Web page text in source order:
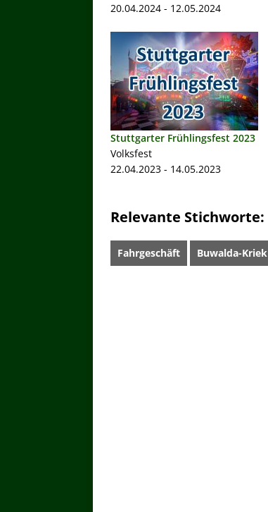
20.04.2024 - 12.05.2024
Stuttgarter Frühlingsfest 2023
Volksfest
22.04.2023 - 14.05.2023
Relevante Stichworte:
Fahrgeschäft Buwalda-Kriek